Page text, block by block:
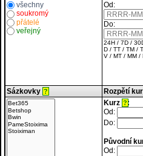
všechny
soukromý
přátelé
veřejný
Od:
Do:
24H / 7D /
D / TT / TM /
V / MT / MM /
Sázkovky ? Rozpětí
Kurz ?
:
Od:
Do:
Původní
Od: